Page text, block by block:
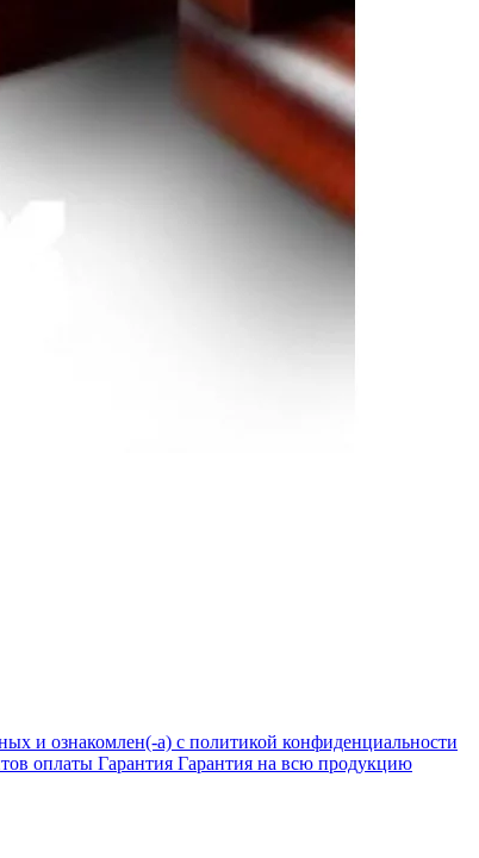
и ознакомлен(-а) с политикой конфиденциальности
оплаты Гарантия Гарантия на всю продукцию